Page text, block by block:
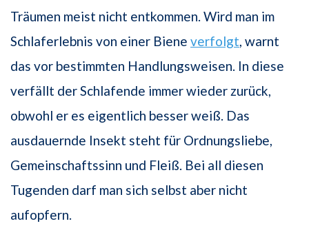
Träumen meist nicht entkommen. Wird man im
Schlaferlebnis von einer Biene verfolgt , warnt
das vor bestimmten Handlungsweisen. In diese
verfällt der Schlafende immer wieder zurück,
obwohl er es eigentlich besser weiß. Das
ausdauernde Insekt steht für Ordnungsliebe,
Gemeinschaftssinn und Fleiß. Bei all diesen
Tugenden darf man sich selbst aber nicht
aufopfern.